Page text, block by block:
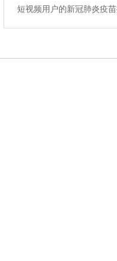
短视频用户的新冠肺炎疫